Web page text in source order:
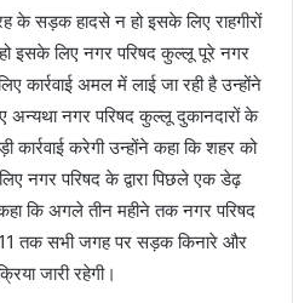
के सड़क हादसे न हो इसके लिए राहगीरों
इसके लिए नगर परिषद कुल्लू पूरे नगर
कार्रवाई अमल में लाई जा रही है उन्होंने
अन्यथा नगर परिषद कुल्लू दुकानदारों के
करेगी उन्होंने कहा कि शहर को
नगर परिषद के द्वारा पिछले एक डेढ़
कहा कि अगले तीन महीने तक नगर परिषद
11 तक सभी जगह पर सड़क किनारे और
जारी रहेगी।